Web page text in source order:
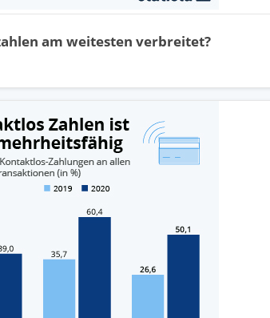
am weitesten verbreitet?